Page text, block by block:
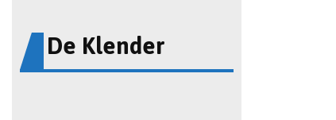
De Klender